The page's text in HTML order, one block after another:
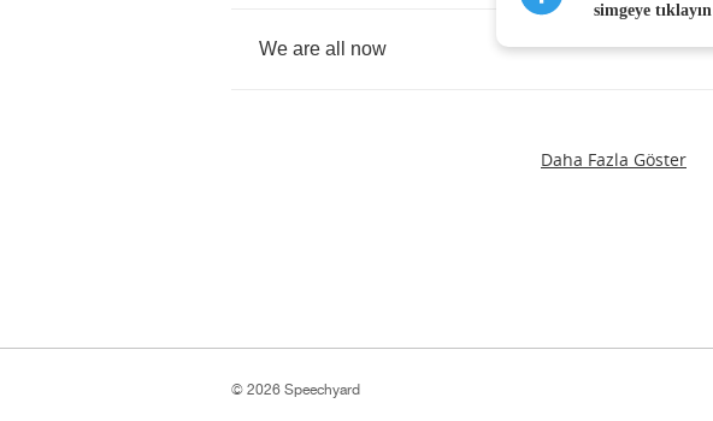
We are all now
Daha Fazla Göster
simgeye tıklayın
© 2026 Speechyard